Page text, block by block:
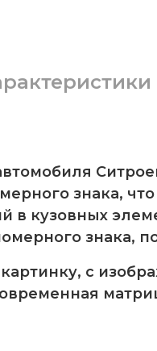
знака,
в кузовных
знака,
с